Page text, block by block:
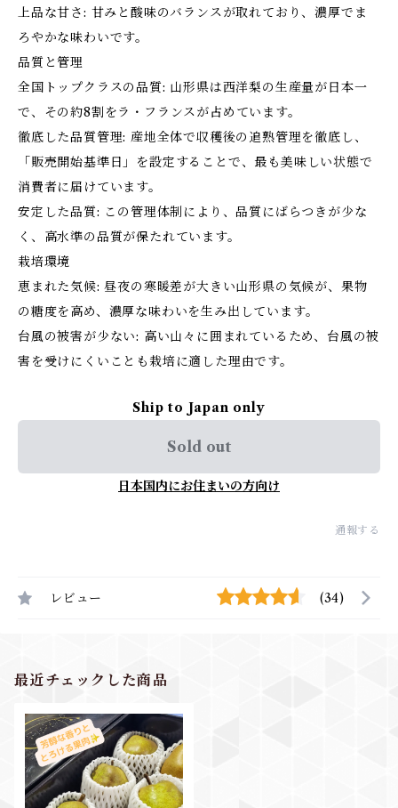
上品な甘さ: 甘みと酸味のバランスが取れており、濃厚でま
ろやかな味わいです。
品質と管理
全国トップクラスの品質: 山形県は西洋梨の生産量が日本一
で、その約8割をラ・フランスが占めています。
徹底した品質管理: 産地全体で収穫後の追熟管理を徹底し、
「販売開始基準日」を設定することで、最も美味しい状態で
消費者に届けています。
安定した品質: この管理体制により、品質にばらつきが少な
く、高水準の品質が保たれています。
栽培環境
恵まれた気候: 昼夜の寒暖差が大きい山形県の気候が、果物
の糖度を高め、濃厚な味わいを生み出しています。
台風の被害が少ない: 高い山々に囲まれているため、台風の被
害を受けにくいことも栽培に適した理由です。
Ship to Japan only
Sold out
日本国内にお住まいの方向け
通報する
レビュー (34)
最近チェックした商品